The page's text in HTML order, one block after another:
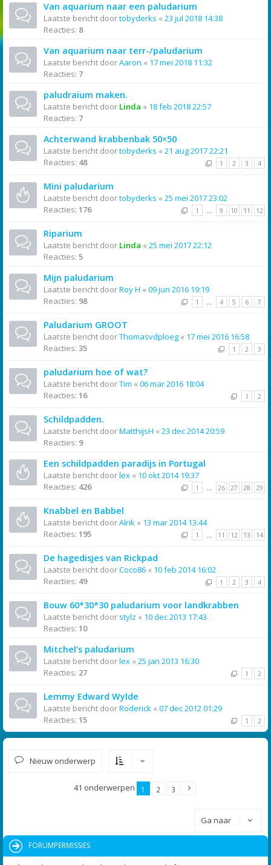
Van aquarium naar een paludarium
Laatste bericht doortobyderks « 23 jul 2018 14:38
Reacties: 8
Van aquarium naar terr-/paludarium
Laatste bericht doorAaron « 17 mei 2018 11:32
Reacties: 7
paludraium maken.
Laatste bericht door Linda « 18 feb 2018 22:57
Reacties: 7
Achterwand krabbenbak 50×50
Laatste bericht doortobyderks « 21 aug 2017 22:21
Reacties: 48 1 2 3 4
Mini paludarium
Laatste bericht doortobyderks « 25 mei 2017 23:02
Reacties: 176 1 … 9 10 11 12
Riparium
Laatste bericht door Linda « 25 mei 2017 22:12
Reacties: 5
Mijn paludarium
Laatste bericht doorRoy H « 09 jun 2016 19:19
Reacties: 98 1 … 4 5 6 7
Paludarium GROOT
Laatste bericht doorThomasvdploeg « 17 mei 2016 16:58
Reacties: 35 1 2 3
paludarium hoe of wat?
Laatste bericht doorTim « 06 mar 2016 18:04
Reacties: 16 1 2
Schildpadden.
Laatste bericht doorMatthijsH « 23 dec 2014 20:59
Reacties: 9
Een schildpadden paradijs in Portugal
Laatste bericht doorlex « 10 okt 2014 19:37
Reacties: 426 1 … 26 27 28 29
Knabbel en Babbel
Laatste bericht doorAlrik « 13 mar 2014 13:44
Reacties: 195 1 … 11 12 13 14
De hagedisjes van Rickpad
Laatste bericht doorCoco86 « 10 feb 2014 16:02
Reacties: 49 1 2 3 4
Bouw 60*30*30 paludarium voor landkrabben
Laatste bericht door stylz « 10 dec 2013 17:43
Reacties: 10
Mitchel's paludarium
Laatste bericht doorlex « 25 jan 2013 16:30
Reacties: 27 1 2
Lemmy Edward Wylde
Laatste bericht doorRoderick « 07 dec 2012 01:29
Reacties: 15 1 2
Nieuw onderwerp
41 onderwerpen 1 2 3
Ga naar
FORUMPERMISSIES